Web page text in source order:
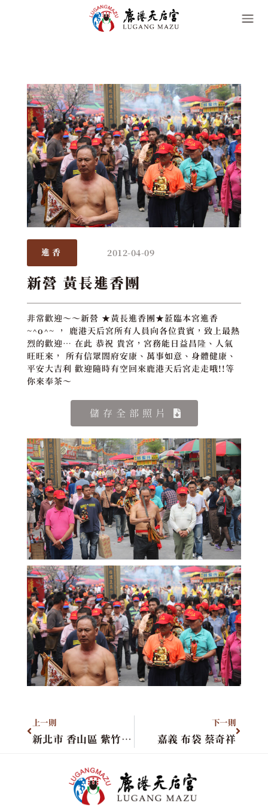
進香 2012-04-09
新營 黃長進香團
非常歡迎～～新營 ★黃長進香團★蒞臨本宮進香
~^o^~ ， 鹿港天后宮所有人員向各位貴賓，致上最熱
烈的歡迎… 在此 恭祝 貴宮，宮務能日益昌隆、人氣
旺旺來， 所有信眾閤府安康、萬事如意、身體健康、
平安大吉利 歡迎隨時有空回來鹿港天后宮走走哦!!等
你來奉茶～
儲存全部照片
上一則
新北市 香山區 紫竹巖天一觀音寺
下一則
嘉義 布袋 蔡奇祥